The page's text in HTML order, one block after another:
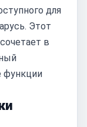
для
Этот
в
функции